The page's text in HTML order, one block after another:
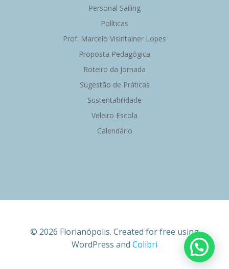
Personal Sailing
Políticas
Prof. Marcelo Visintainer Lopes
Proposta Pedagógica
Roteiro da Jornada
Sugestão de Práticas
Sustentabilidade
Veleiro Escola
Calendário
© 2026 Florianópolis. Created for free using
WordPress and Colibri